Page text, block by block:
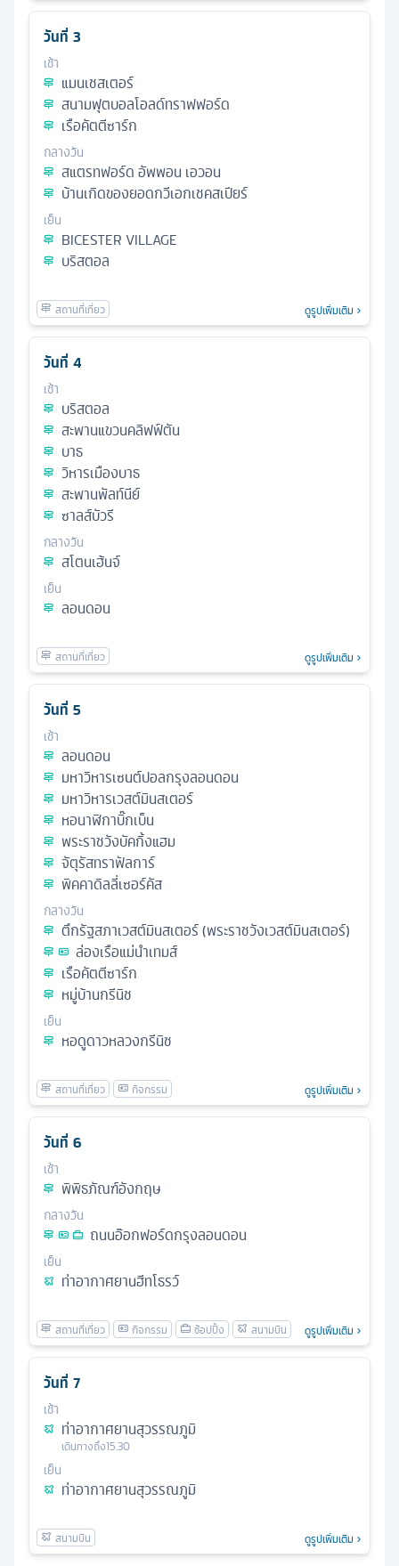
วันที่ 3
เช้า
แมนเชสเตอร์
สนามฟุตบอลโอลด์ทราฟฟอร์ด
เรือคัตตีซาร์ก
กลางวัน
สแตรทฟอร์ด อัพพอน เอวอน
บ้านเกิดของยอดกวีเอกเชคสเปียร์
เย็น
BICESTER VILLAGE
บริสตอล
ดูรูปเพิ่มเติม
วันที่ 4
เช้า
บริสตอล
สะพานแขวนคลิฟฟ์ตัน
บาธ
วิหารเมืองบาธ
สะพานพัลท์นีย์
ซาลส์บัวรี
กลางวัน
สโตนเฮ้นจ์
เย็น
ลอนดอน
ดูรูปเพิ่มเติม
วันที่ 5
เช้า
ลอนดอน
มหาวิหารเซนต์ปอลกรุงลอนดอน
มหาวิหารเวสต์มินสเตอร์
หอนาฬิกาบิ๊กเบ็น
พระราชวังบัคกิ้งแฮม
จัตุรัสทราฟัลการ์
พิคคาดิลลี่เซอร์คัส
กลางวัน
ตึกรัฐสภาเวสต์มินสเตอร์ (พระราชวังเวสต์มินสเตอร์)
ล่องเรือแม่นําเทมส์
เรือคัตตีซาร์ก
หมู่บ้านกรีนิช
เย็น
หอดูดาวหลวงกรีนิช
ดูรูปเพิ่มเติม
วันที่ 6
เช้า
พิพิธภัณฑ์อังกฤษ
กลางวัน
ถนนอ๊อกฟอร์ดกรุงลอนดอน
เย็น
ท่าอากาศยานฮีทโธรว์
ดูรูปเพิ่มเติม
วันที่ 7
เช้า
ท่าอากาศยานสุวรรณภูมิ
เดินทางถึง15.30
เย็น
ท่าอากาศยานสุวรรณภูมิ
ดูรูปเพิ่มเติม